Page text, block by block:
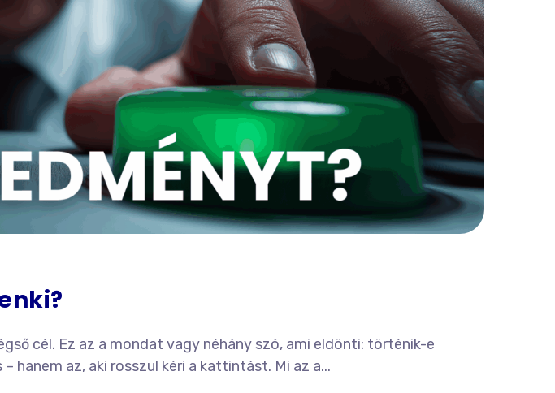
cél. Ez az a mondat vagy néhány szó, ami eldönti: történik-e
hanem az, aki rosszul kéri a kattintást. Mi az a...